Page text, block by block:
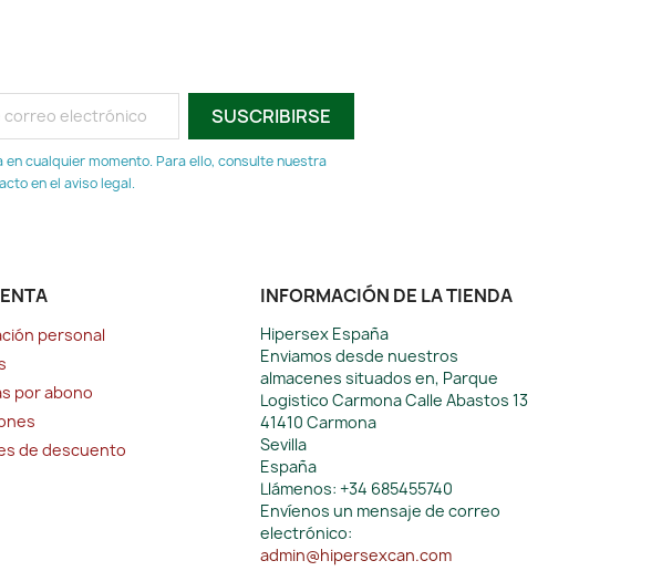
en cualquier momento. Para ello, consulte nuestra
en el aviso legal.
personal
por abono
de descuento
INFORMACIÓN DE LA TIENDA
Hipersex España
Enviamos desde nuestros
almacenes situados en, Parque
Logistico Carmona Calle Abastos 13
41410 Carmona
Sevilla
España
Llámenos: +34 685455740
Envíenos un mensaje de correo
electrónico:
admin@hipersexcan.com